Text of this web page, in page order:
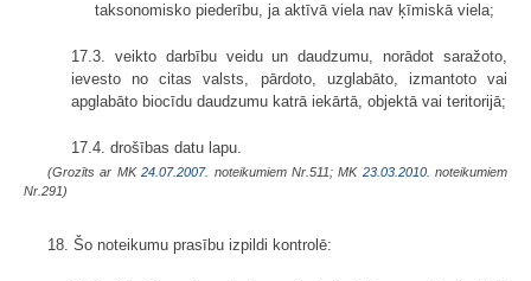
taksonomisko piederību, ja aktīvā viela nav ķīmiskā viela;
17.3. veikto darbību veidu un daudzumu, norādot saražoto,
ievesto no citas valsts, pārdoto, uzglabāto, izmantoto vai
apglabāto biocīdu daudzumu katrā iekārtā, objektā vai teritorijā;
17.4. drošības datu lapu.
(Grozīts ar MK24.07.2007. noteikumiem Nr.511; MK 23.03.2010. noteikumiem
Nr.291)
18. Šo noteikumu prasību izpildi kontrolē: